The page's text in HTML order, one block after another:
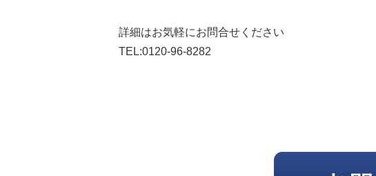
詳細はお気軽にお問合せください
TEL:0120-96-8282